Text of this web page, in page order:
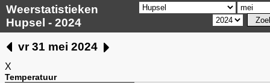
Weerstatistieken
Hupsel - 2024
vr 31 mei 2024
X
Temperatuur